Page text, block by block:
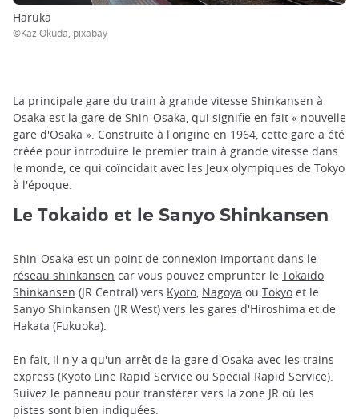
Haruka
©Kaz Okuda, pixabay
La principale gare du train à grande vitesse Shinkansen à
Osaka est la gare de Shin-Osaka, qui signifie en fait « nouvelle
gare d'Osaka ». Construite à l'origine en 1964, cette gare a été
créée pour introduire le premier train à grande vitesse dans
le monde, ce qui coïncidait avec les Jeux olympiques de Tokyo
à l'époque.
Le Tokaido et le Sanyo Shinkansen
Shin-Osaka est un point de connexion important dans le
réseau shinkansen car vous pouvez emprunter le Tokaido
Shinkansen (JR Central) vers Kyoto Nagoya ou Tokyo et le
Sanyo Shinkansen (JR West) vers les gares d'Hiroshima et de
Hakata (Fukuoka).
En fait, il n'y a qu'un arrêt de la gare d'Osaka avec les trains
express (Kyoto Line Rapid Service ou Special Rapid Service).
Suivez le panneau pour transférer vers la zone JR où les
pistes sont bien indiquées.